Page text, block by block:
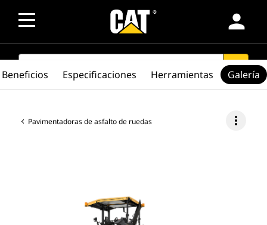
person
SEARCH search
Pavimentadoras de asfalto de ruedas more_vert
Beneficios Especificaciones Herramientas Galería